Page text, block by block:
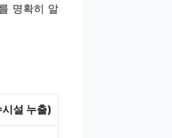
명확히 알
설 누출)